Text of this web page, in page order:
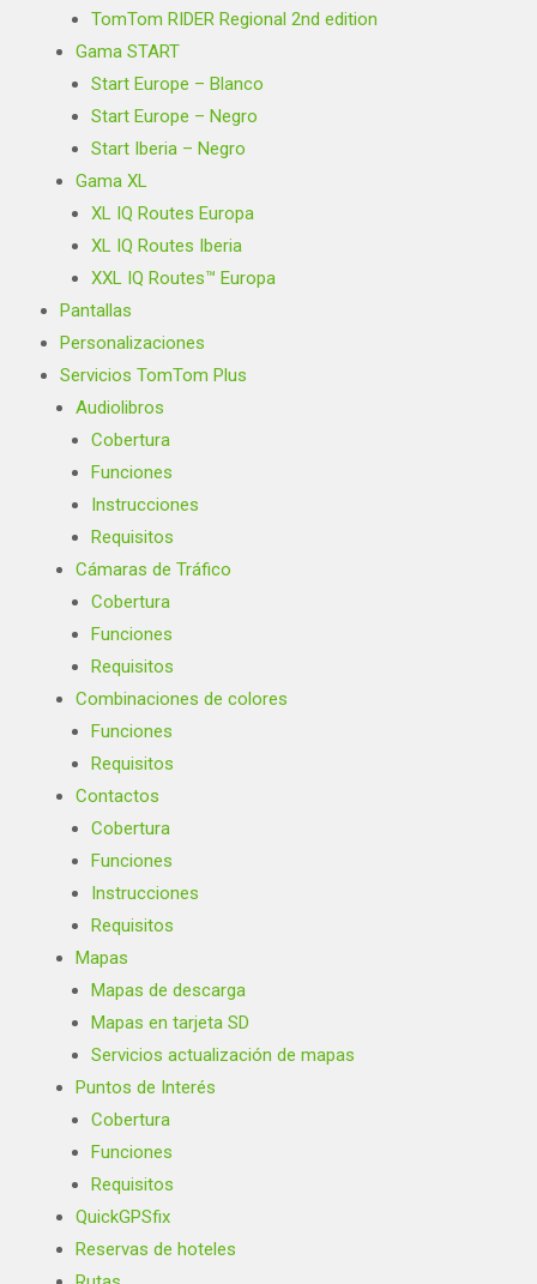
TomTom RIDER Regional 2nd edition
Gama START
Start Europe – Blanco
Start Europe – Negro
Start Iberia – Negro
Gama XL
XL IQ Routes Europa
XL IQ Routes Iberia
XXL IQ Routes™ Europa
Pantallas
Personalizaciones
Servicios TomTom Plus
Audiolibros
Cobertura
Funciones
Instrucciones
Requisitos
Cámaras de Tráfico
Cobertura
Funciones
Requisitos
Combinaciones de colores
Funciones
Requisitos
Contactos
Cobertura
Funciones
Instrucciones
Requisitos
Mapas
Mapas de descarga
Mapas en tarjeta SD
Servicios actualización de mapas
Puntos de Interés
Cobertura
Funciones
Requisitos
QuickGPSfix
Reservas de hoteles